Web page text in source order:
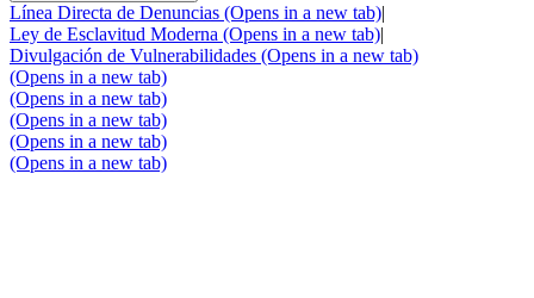
Línea Directa de Denuncias (Opens in a new tab)|
Ley de Esclavitud Moderna (Opens in a new tab)|
Divulgación de Vulnerabilidades (Opens in a new tab)
(Opens in a new tab)
(Opens in a new tab)
(Opens in a new tab)
(Opens in a new tab)
(Opens in a new tab)